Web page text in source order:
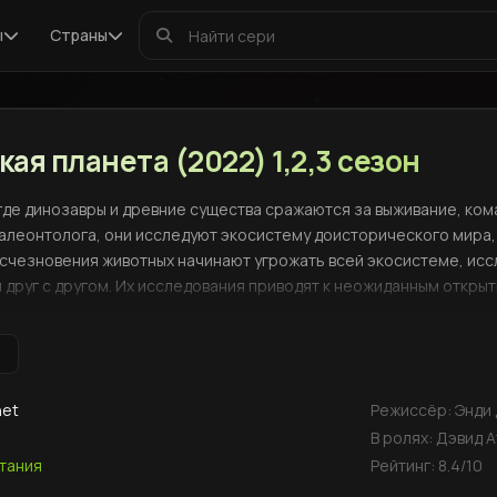
Страны
планета (2022) 1,2,3 сезон
динозавры и древние существа сражаются за выживание,
они исследуют экосистему доисторического
животных начинают угрожать всей экосистеме,
с другом. Их исследования приводят к неожиданным
Режиссёр: Энди
В ролях: Дэвид
Рейтинг: 8.4/10